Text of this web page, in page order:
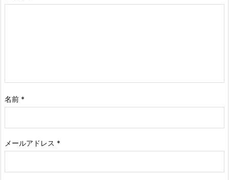
名前 *
メールアドレス *